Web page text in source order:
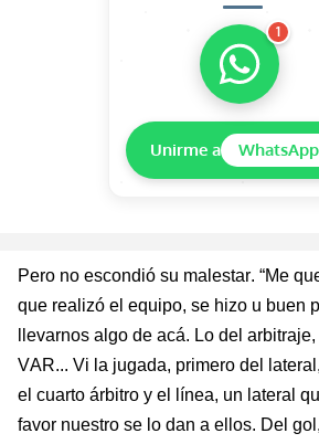
1
Unirme a WhatsApp
Pero no escondió su malestar. “Me
que realizó el equipo, se hizo u buen
llevarnos algo de acá. Lo del
VAR... Vi la jugada, primero del
el cuarto árbitro y el línea, un lateral
favor nuestro se lo dan a ellos. Del